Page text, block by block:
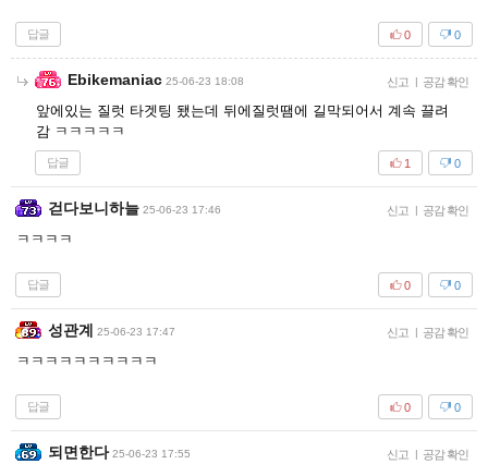
답글 0
0
Ebikemaniac 25-06-23 18:08 신고 | 공감 확인
앞에있는 질럿 타겟팅 됐는데 뒤에질럿땜에 길막되어서 계속 끌려
감 ㅋㅋㅋㅋㅋ
답글 0
1
걷다보니하늘 25-06-23 17:46 신고 | 공감 확인
ㅋㅋㅋㅋ
답글 0
0
성관계 25-06-23 17:47 신고 | 공감 확인
ㅋㅋㅋㅋㅋㅋㅋㅋㅋㅋ
답글 0
0
되면한다 25-06-23 17:55 신고 | 공감 확인